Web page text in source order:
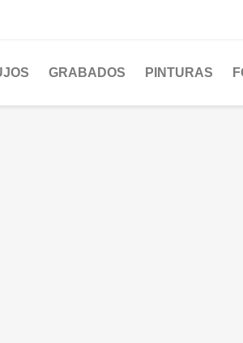
GRABADOS PINTURAS